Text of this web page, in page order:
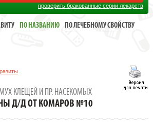
проверить бракованные серии лекарств
ПО НАЗВАНИЮ
ПО ЛЕЧЕБНОМУ СВОЙСТВУ
комаров №10
КЛЕЩЕЙ И ПР. НАСЕКОМЫХ
Д/Д ОТ КОМАРОВ №10